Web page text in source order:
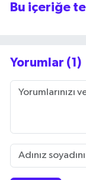
Bu içeriğe
Yorumlar (1)